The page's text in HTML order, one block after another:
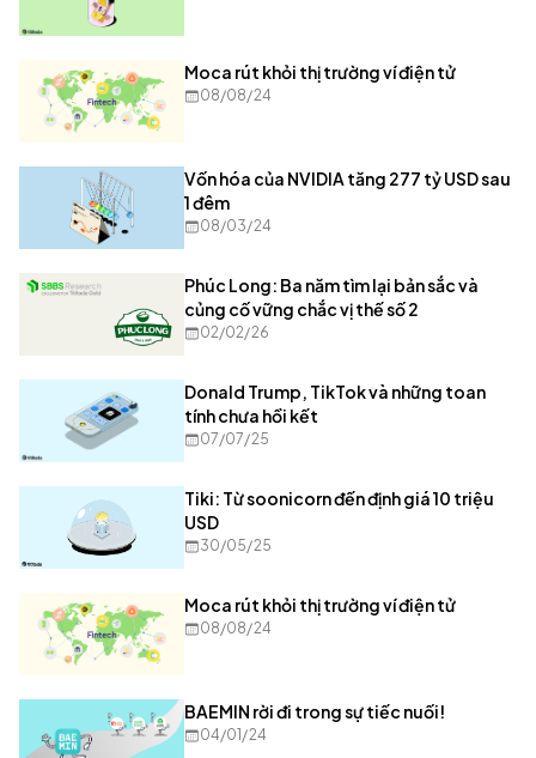
Moca rút khỏi thị trường ví điện tử
08/08/24
Vốn hóa của NVIDIA tăng 277 tỷ USD sau
1 đêm
08/03/24
Phúc Long: Ba năm tìm lại bản sắc và
củng cố vững chắc vị thế số 2
02/02/26
Donald Trump, TikTok và những toan
tính chưa hồi kết
07/07/25
Tiki: Từ soonicorn đến định giá 10 triệu
USD
30/05/25
Moca rút khỏi thị trường ví điện tử
08/08/24
BAEMIN rời đi trong sự tiếc nuối!
04/01/24